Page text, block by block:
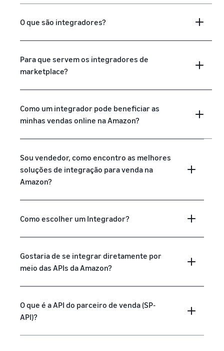
O que são integradores?
Para que servem os integradores de
marketplace?
Como um integrador pode beneficiar as
minhas vendas online na Amazon?
Sou vendedor, como encontro as melhores
soluções de integração para venda na
Amazon?
Como escolher um Integrador?
Gostaria de se integrar diretamente por
meio das APIs da Amazon?
O que é a API do parceiro de venda (SP-
API)?